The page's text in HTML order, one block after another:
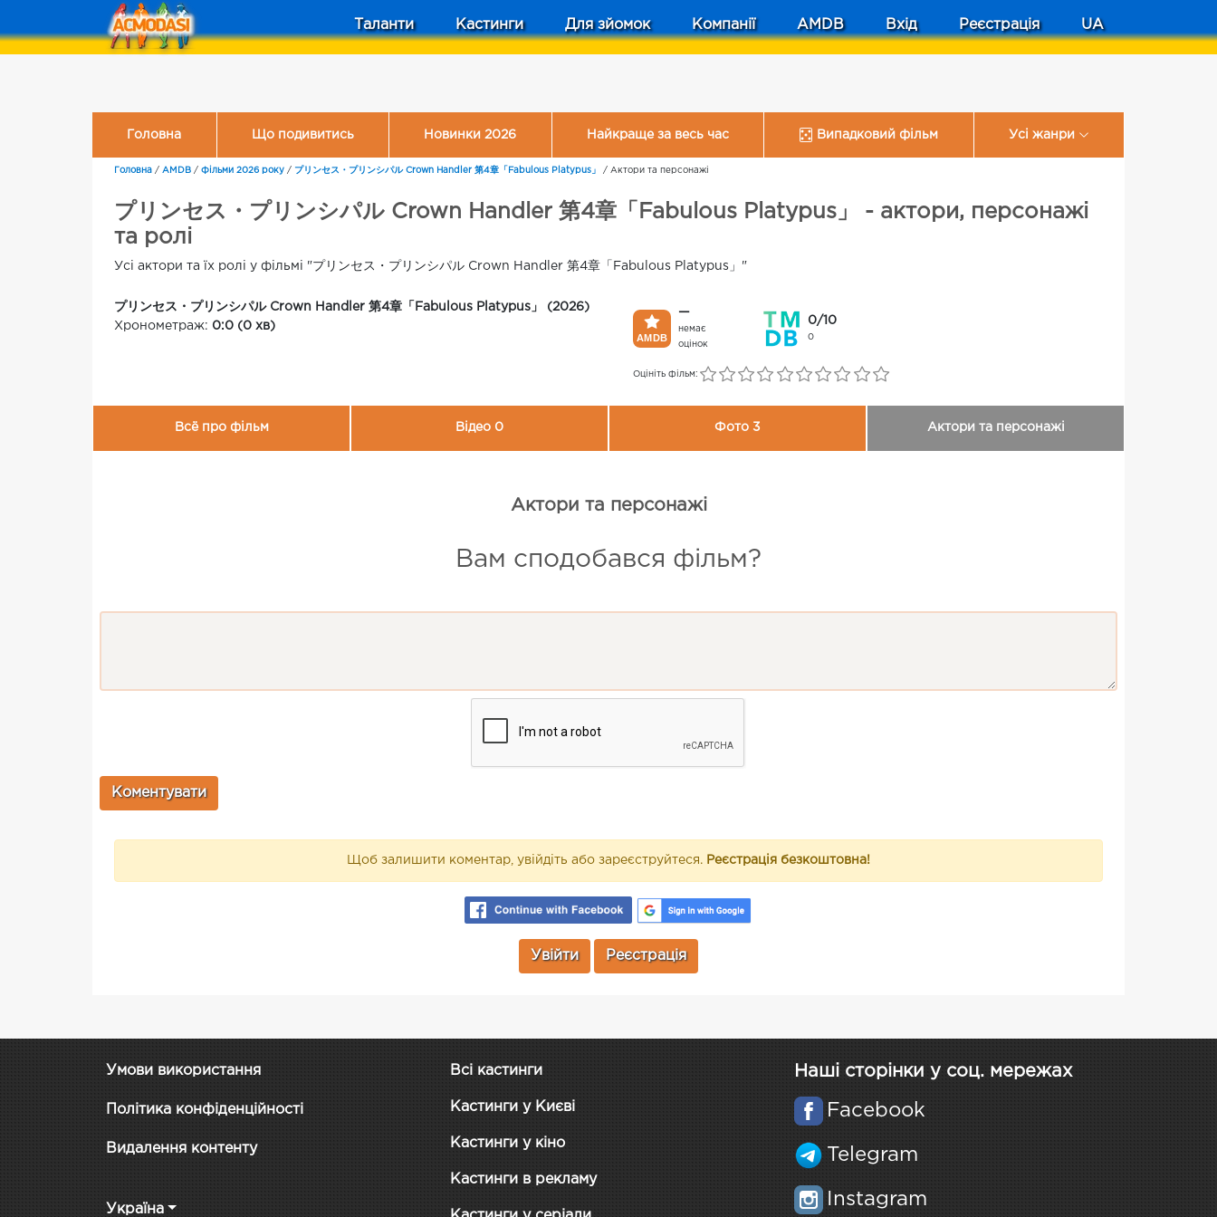
Таланти Кастинги Для зйомок Компанії AMDB Вхід Реєстрація UA
Головна Що подивитись Новинки 2026 Найкраще за весь час Випадковий фільм Усі жанри
Головна / AMDB / Фільми 2026 року / プリンセス・プリンシパル Crown Handler 第4章「Fabulous Platypus」 / Актори та персонажі
プリンセス・プリンシパル Crown Handler 第4章「Fabulous Platypus」 - актори, персонажі
та ролі
Усі актори та їх ролі у фільмі "プリンセス・プリンシパル Crown Handler 第4章「Fabulous Platypus」"
プリンセス・プリンシパル Crown Handler 第4章「Fabulous Platypus」 (2026)
Хронометраж: 0:0 (0 хв)
—
немає
оцінок
0/10
0
Оцініть фільм:
Всё про фільм Відео 0 Фото 3 Актори та персонажі
Актори та персонажі
Вам сподобався фільм?
Щоб залишити коментар, увійдіть або зареєструйтеся. Реєстрація безкоштовна!
Увійти Реєстрація
Умови використання
Політика конфіденційності
Видалення контенту
Україна
Всі кастинги
Кастинги у Києві
Кастинги у кіно
Кастинги в рекламу
Наші сторінки у соц. мережах
Facebook
Telegram
Instagram